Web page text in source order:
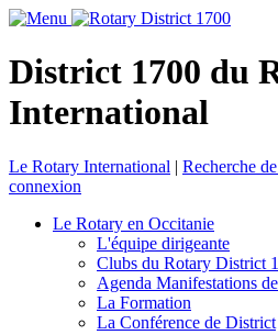
District 1700 du
International
Le Rotary International | Recherche
connexion
Le Rotary en Occitanie
L'équipe dirigeante
Clubs du Rotary District
Agenda Manifestations
La Formation
La Conférence de District